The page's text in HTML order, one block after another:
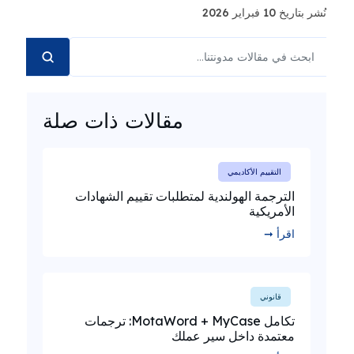
نُشر بتاريخ 10 فبراير 2026
مقالات ذات صلة
التقييم الأكاديمي
الترجمة الهولندية لمتطلبات تقييم الشهادات
الأمريكية
اقرأ ➞
قانوني
تكامل MotaWord + MyCase: ترجمات
معتمدة داخل سير عملك